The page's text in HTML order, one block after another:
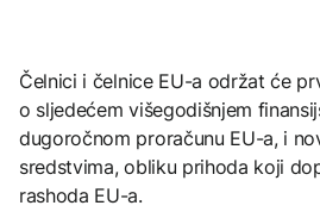
Čelnici i čelnice EU-a održat će
o sljedećem višegodišnjem
dugoročnom proračunu EU-a, i
sredstvima, obliku prihoda koji
rashoda EU-a.